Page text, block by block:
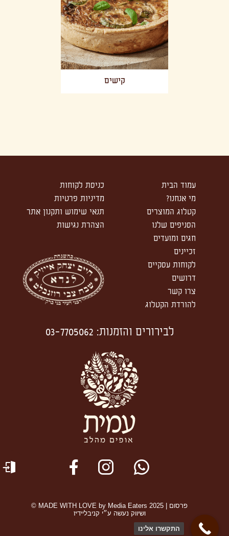
קישים
עמוד הבית
מי אנחנו?
קטלוג המוצרים
הסניפים שלנו
חגים ומועדים
זכיינים
לקוחות עסקיים
דרושים
צרו קשר
להורדת הקטלוג
כניסת לקוחות
מדיניות פרטיות
תנאי שימוש ותקנון אתר
הצהרת נגישות
לבירורים והזמנות:
03-7705062
© MADE WITH LOVE by Media Eaters 2025 | פרסום
ושיווק נעשה ע״י קניבליידיז
התקשרו אלינו